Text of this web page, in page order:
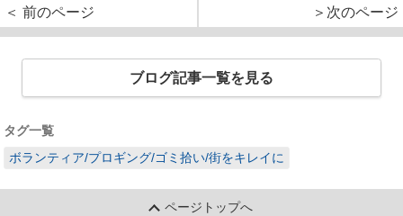
＜ 前のページ
＞次のページ
ブログ記事一覧を見る
タグ一覧
ボランティア/プロギング/ゴミ拾い/街をキレイに
ページトップへ